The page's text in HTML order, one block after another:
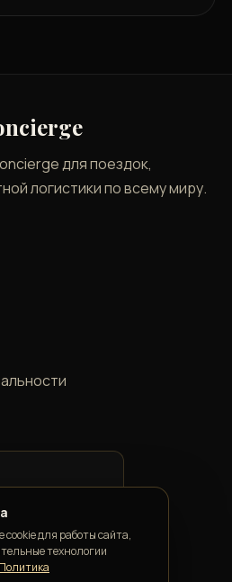
для поездок,
логистики по всему миру.
для работы сайта,
технологии
Политика